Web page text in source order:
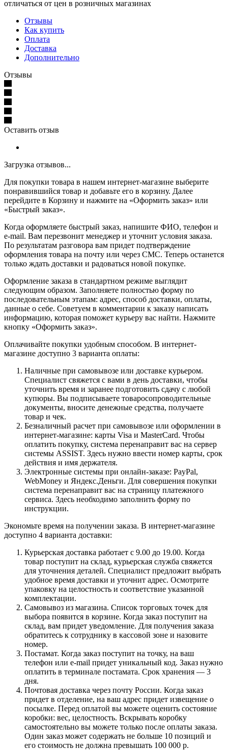
отличаться от цен в розничных магазинах
Отзывы
Как купить
Оплата
Доставка
Дополнительно
Отзывы
Оставить отзыв
Загрузка отзывов...
Для покупки товара в нашем интернет-магазине выберите
понравившийся товар и добавьте его в корзину. Далее
перейдите в Корзину и нажмите на «Оформить заказ» или
«Быстрый заказ».
Когда оформляете быстрый заказ, напишите ФИО, телефон и
e-mail. Вам перезвонит менеджер и уточнит условия заказа.
По результатам разговора вам придет подтверждение
оформления товара на почту или через СМС. Теперь останется
только ждать доставки и радоваться новой покупке.
Оформление заказа в стандартном режиме выглядит
следующим образом. Заполняете полностью форму по
последовательным этапам: адрес, способ доставки, оплаты,
данные о себе. Советуем в комментарии к заказу написать
информацию, которая поможет курьеру вас найти. Нажмите
кнопку «Оформить заказ».
Оплачивайте покупки удобным способом. В интернет-
магазине доступно 3 варианта оплаты:
Наличные при самовывозе или доставке курьером.
Специалист свяжется с вами в день доставки, чтобы
уточнить время и заранее подготовить сдачу с любой
купюры. Вы подписываете товаросопроводительные
документы, вносите денежные средства, получаете
товар и чек.
Безналичный расчет при самовывозе или оформлении в
интернет-магазине: карты Visa и MasterCard. Чтобы
оплатить покупку, система перенаправит вас на сервер
системы ASSIST. Здесь нужно ввести номер карты, срок
действия и имя держателя.
Электронные системы при онлайн-заказе: PayPal,
WebMoney и Яндекс.Деньги. Для совершения покупки
система перенаправит вас на страницу платежного
сервиса. Здесь необходимо заполнить форму по
инструкции.
Экономьте время на получении заказа. В интернет-магазине
доступно 4 варианта доставки:
Курьерская доставка работает с 9.00 до 19.00. Когда
товар поступит на склад, курьерская служба свяжется
для уточнения деталей. Специалист предложит выбрать
удобное время доставки и уточнит адрес. Осмотрите
упаковку на целостность и соответствие указанной
комплектации.
Самовывоз из магазина. Список торговых точек для
выбора появится в корзине. Когда заказ поступит на
склад, вам придет уведомление. Для получения заказа
обратитесь к сотруднику в кассовой зоне и назовите
номер.
Постамат. Когда заказ поступит на точку, на ваш
телефон или e-mail придет уникальный код. Заказ нужно
оплатить в терминале постамата. Срок хранения — 3
дня.
Почтовая доставка через почту России. Когда заказ
придет в отделение, на ваш адрес придет извещение о
посылке. Перед оплатой вы можете оценить состояние
коробки: вес, целостность. Вскрывать коробку
самостоятельно вы можете только после оплаты заказа.
Один заказ может содержать не больше 10 позиций и
его стоимость не должна превышать 100 000 р.